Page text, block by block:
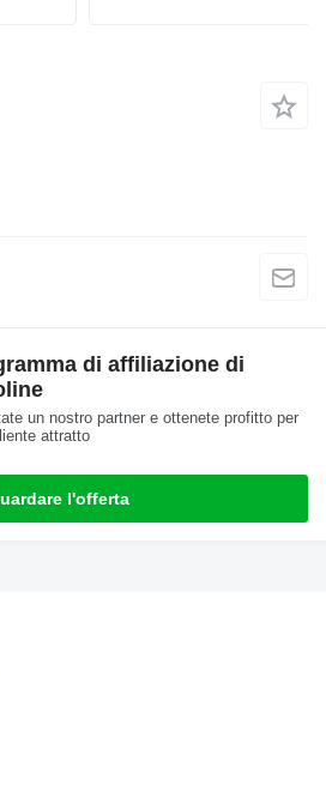
di affiliazione di
un nostro partner e ottenete profitto per
attratto
l'offerta